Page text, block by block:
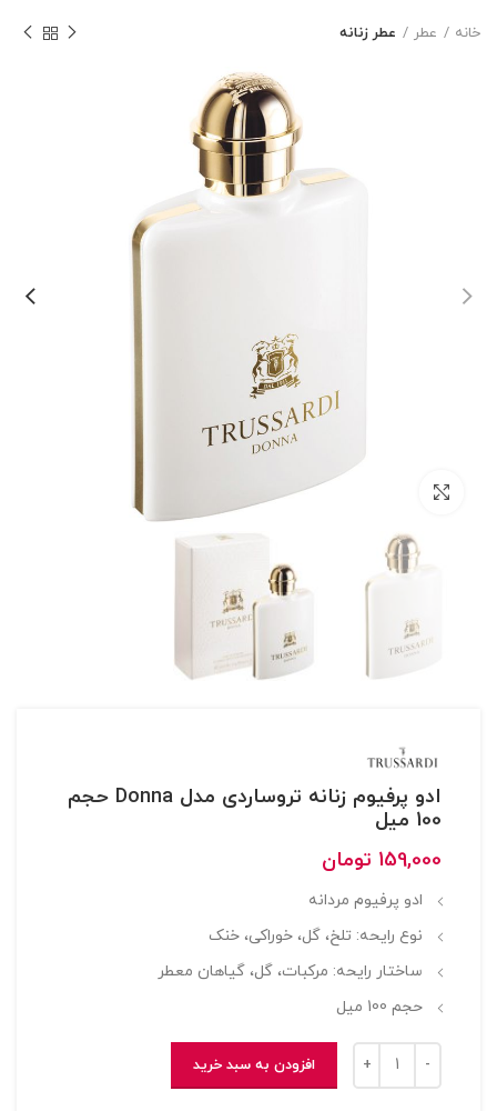
خانه عطر عطر زنانه
بزرگنمایی تصویر
ادو پرفیوم زنانه تروساردی مدل Donna حجم
100 میل
159,000 تومان
ادو پرفیوم مردانه
نوع رایحه: تلخ، گل، خوراکی، خنک
ساختار رایحه: مرکبات، گل، گیاهان معطر
حجم 100 ميل
افزودن به سبد خرید